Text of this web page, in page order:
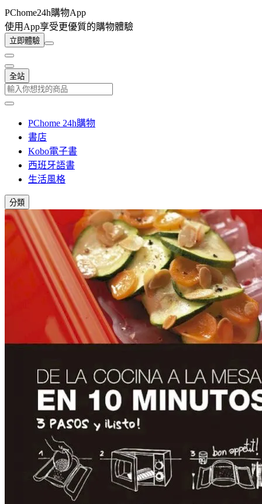
PChome24h購物App
使用App享受更優質的購物體驗
立即體驗
全站
PChome 24h購物
書店
Kobo電子書
西班牙語書
生活風格
分類